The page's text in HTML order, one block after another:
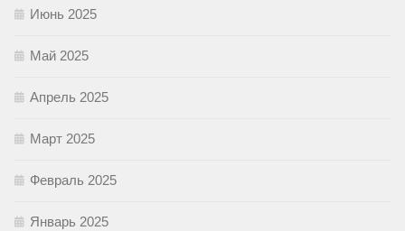
Июнь 2025
Май 2025
Апрель 2025
Март 2025
Февраль 2025
Январь 2025